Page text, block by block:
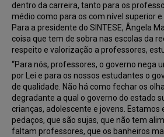
dentro da carreira, tanto para os
médio como para os com nível superior e
Para a presidente do SINTESE, Ângela
coisa que tem de sobra nas escolas da
respeito e valorização a professores,
“Para nós, professores, o governo nega
por Lei e para os nossos estudantes o
de qualidade. Não há como fechar os
degradante a qual o governo do estado
crianças, adolescente e jovens. Estamos
pedaços, que são sujas, que não tem
faltam professores, que os banheiros